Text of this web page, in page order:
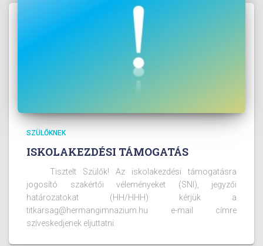
SZÜLŐKNEK
ISKOLAKEZDÉSI TÁMOGATÁS
Tisztelt Szülők! Az iskolakezdési támogatásra
jogosító szakértői véleményeket (SNI), jegyzői
határozatokat (HH/HHH) kérjük a
titkarsag@hermangimnazium.hu e-mail címre
szíveskedjenek eljuttatni.